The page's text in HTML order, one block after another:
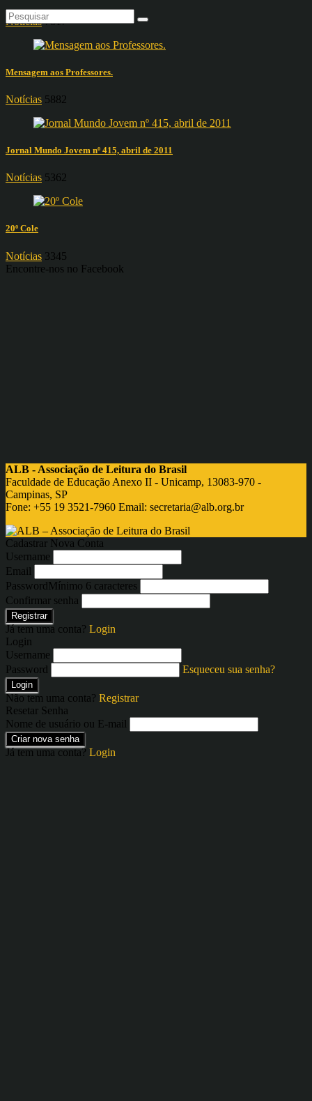
Notícias 7817
Mensagem aos Professores.
Notícias 5882
Jornal Mundo Jovem nº 415, abril de 2011
Notícias 5362
20º Cole
Notícias 3345
Encontre-nos no Facebook
ALB - Associação de Leitura do Brasil
Faculdade de Educação Anexo II - Unicamp, 13083-970 -
Campinas, SP
Fone: +55 19 3521-7960 Email: secretaria@alb.org.br
Cadastrar Nova Conta
Username
Email
PasswordMínimo 6 caracteres
Confirmar senha
Registrar
Já tem uma conta? Login
Login
Username
Password
Esqueceu sua senha?
Login
Não tem uma conta? Registrar
Resetar Senha
Nome de usuário ou E-mail
Criar nova senha
Já tem uma conta? Login